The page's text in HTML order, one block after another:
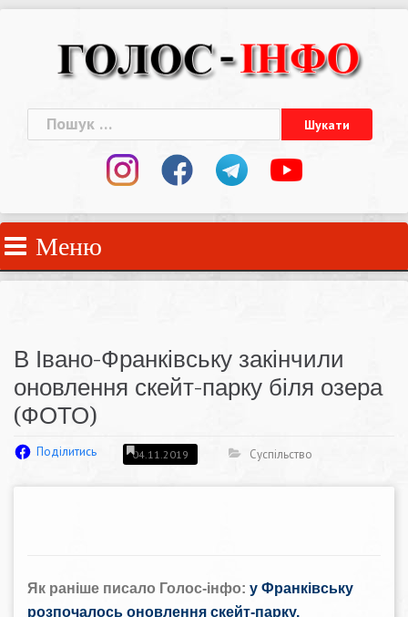
Пошук:
Меню
В Івано-Франківську закінчили
оновлення скейт-парку біля озера
(ФОТО)
Поділитись 04.11.2019 Суспільство
Як раніше писало Голос-інфо: у Франківську
розпочалось оновлення скейт-парку.